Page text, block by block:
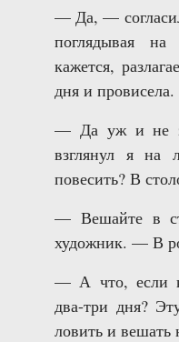
— Да, —
поглядывая
кажется,
дня и
— Да уж и не
взглянул я
повесить? В
— Вешайте в
художник. — В
— А что, если
два-три дня?
ловить и вешать